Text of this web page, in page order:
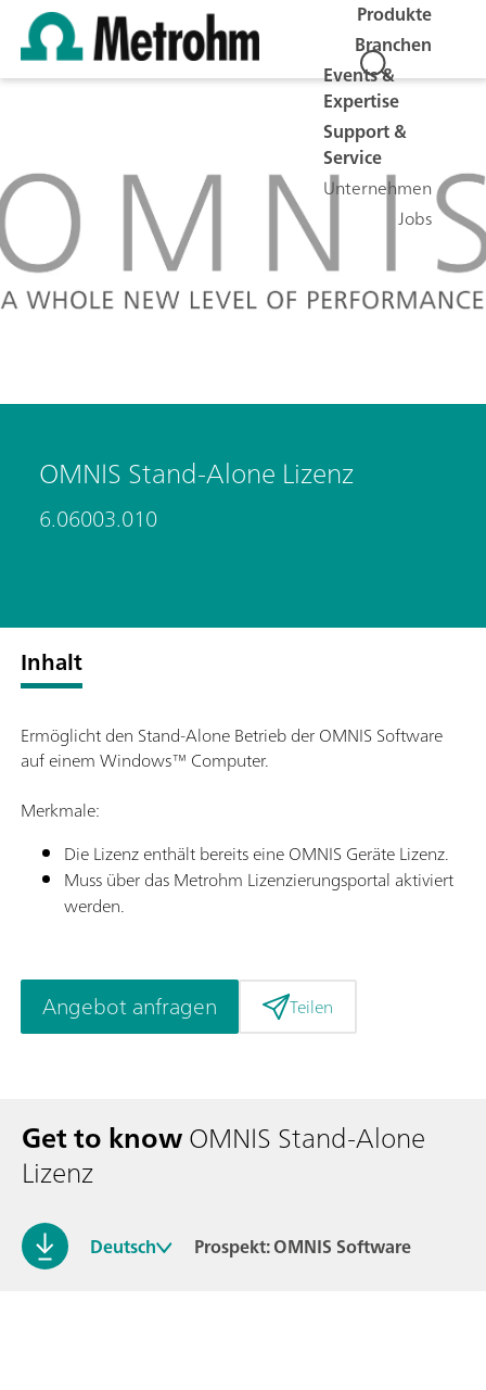
Produkte
Branchen
Events &
Expertise
Support &
Service
Unternehmen
Jobs
OMNIS Stand-Alone Lizenz
6.06003.010
Inhalt
Ermöglicht den Stand-Alone Betrieb der OMNIS Software
auf einem Windows™ Computer.
Merkmale:
Die Lizenz enthält bereits eine OMNIS Geräte Lizenz.
Muss über das Metrohm Lizenzierungsportal aktiviert
werden.
Angebot anfragen Teilen
Get to knowOMNIS Stand-Alone
Lizenz
Deutsch Prospekt: OMNIS Software